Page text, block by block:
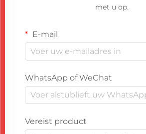
met u op.
E-mail
WhatsApp of WeChat
Vereist product